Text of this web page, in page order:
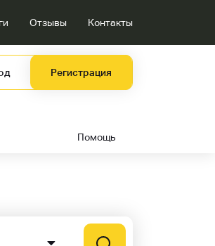
Отзывы Контакты
Регистрация
Помощь